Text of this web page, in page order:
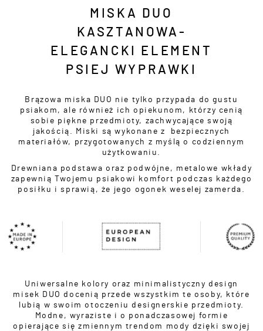
MISKA DUO
KASZTANOWA-
ELEGANCKI ELEMENT
PSIEJ WYPRAWKI
Brązowa miska DUO nie tylko przypada do gustu
psiakom, ale również ich opiekunom, którzy cenią
sobie piękne przedmioty, zachwycające swoją
jakością. Miski są wykonane z
bezpiecznych
materiałów, przygotowanych z myślą o codziennym
użytkowaniu.
Drewniana podstawa oraz podwójne, metalowe wkłady
zapewnią Twojemu psiakowi komfort podczas każdego
posiłku i sprawią, że jego ogonek weselej zamerda.
Uniwersalne kolory oraz minimalistyczny design
misek DUO docenią przede wszystkim te osoby, które
lubią w swoim otoczeniu designerskie przedmioty.
Modne, wyraziste i o ponadczasowej formie
opierające się zmiennym trendom mody dzięki swojej